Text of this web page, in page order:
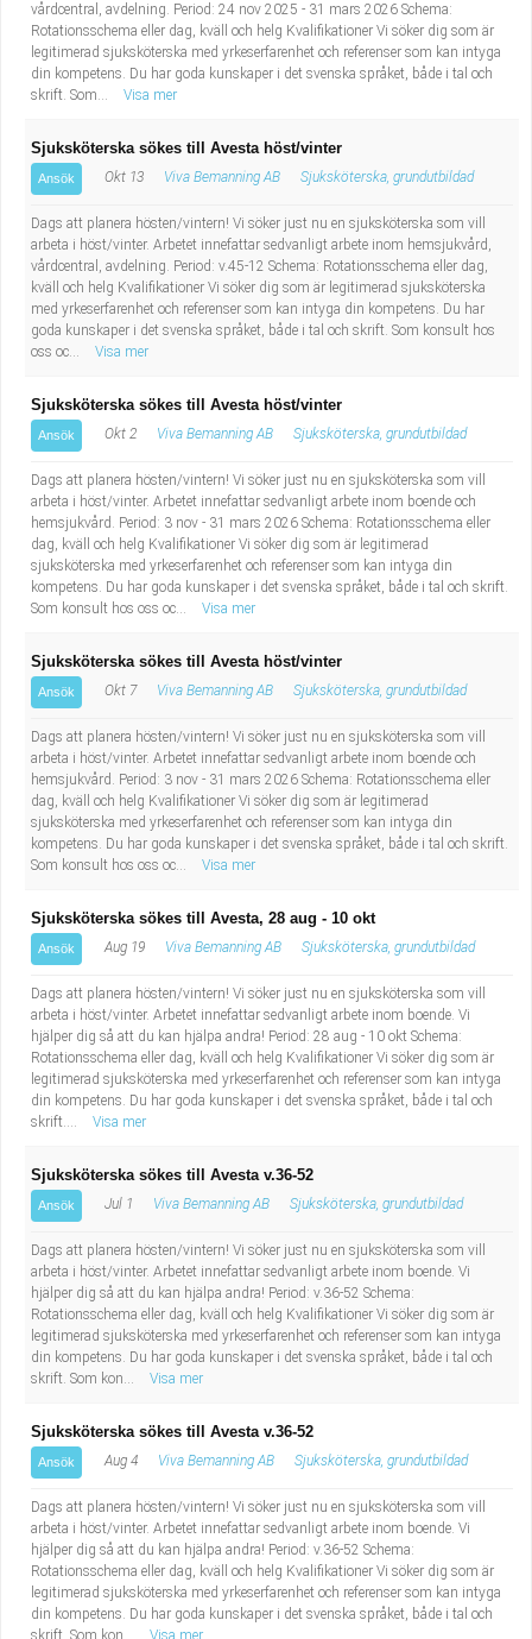
vårdcentral, avdelning. Period: 24 nov 2025 - 31 mars 2026 Schema:
Rotationsschema eller dag, kväll och helg Kvalifikationer Vi söker dig som är
legitimerad sjuksköterska med yrkeserfarenhet och referenser som kan intyga
din kompetens. Du har goda kunskaper i det svenska språket, både i tal och
skrift. Som...
Visa mer
Sjuksköterska sökes till Avesta höst/vinter
Ansök Okt 13 Viva Bemanning AB Sjuksköterska, grundutbildad
Dags att planera hösten/vintern! Vi söker just nu en sjuksköterska som vill
arbeta i höst/vinter. Arbetet innefattar sedvanligt arbete inom hemsjukvård,
vårdcentral, avdelning. Period: v.45-12 Schema: Rotationsschema eller dag,
kväll och helg Kvalifikationer Vi söker dig som är legitimerad sjuksköterska
med yrkeserfarenhet och referenser som kan intyga din kompetens. Du har
goda kunskaper i det svenska språket, både i tal och skrift. Som konsult hos
oss oc...
Visa mer
Sjuksköterska sökes till Avesta höst/vinter
Ansök Okt 2 Viva Bemanning AB Sjuksköterska, grundutbildad
Dags att planera hösten/vintern! Vi söker just nu en sjuksköterska som vill
arbeta i höst/vinter. Arbetet innefattar sedvanligt arbete inom boende och
hemsjukvård. Period: 3 nov - 31 mars 2026 Schema: Rotationsschema eller
dag, kväll och helg Kvalifikationer Vi söker dig som är legitimerad
sjuksköterska med yrkeserfarenhet och referenser som kan intyga din
kompetens. Du har goda kunskaper i det svenska språket, både i tal och skrift.
Som konsult hos oss oc...
Visa mer
Sjuksköterska sökes till Avesta höst/vinter
Ansök Okt 7 Viva Bemanning AB Sjuksköterska, grundutbildad
Dags att planera hösten/vintern! Vi söker just nu en sjuksköterska som vill
arbeta i höst/vinter. Arbetet innefattar sedvanligt arbete inom boende och
hemsjukvård. Period: 3 nov - 31 mars 2026 Schema: Rotationsschema eller
dag, kväll och helg Kvalifikationer Vi söker dig som är legitimerad
sjuksköterska med yrkeserfarenhet och referenser som kan intyga din
kompetens. Du har goda kunskaper i det svenska språket, både i tal och skrift.
Som konsult hos oss oc...
Visa mer
Sjuksköterska sökes till Avesta, 28 aug - 10 okt
Ansök Aug 19 Viva Bemanning AB Sjuksköterska, grundutbildad
Dags att planera hösten/vintern! Vi söker just nu en sjuksköterska som vill
arbeta i höst/vinter. Arbetet innefattar sedvanligt arbete inom boende. Vi
hjälper dig så att du kan hjälpa andra! Period: 28 aug - 10 okt Schema:
Rotationsschema eller dag, kväll och helg Kvalifikationer Vi söker dig som är
legitimerad sjuksköterska med yrkeserfarenhet och referenser som kan intyga
din kompetens. Du har goda kunskaper i det svenska språket, både i tal och
skrift....
Visa mer
Sjuksköterska sökes till Avesta v.36-52
Ansök Jul 1 Viva Bemanning AB Sjuksköterska, grundutbildad
Dags att planera hösten/vintern! Vi söker just nu en sjuksköterska som vill
arbeta i höst/vinter. Arbetet innefattar sedvanligt arbete inom boende. Vi
hjälper dig så att du kan hjälpa andra! Period: v.36-52 Schema:
Rotationsschema eller dag, kväll och helg Kvalifikationer Vi söker dig som är
legitimerad sjuksköterska med yrkeserfarenhet och referenser som kan intyga
din kompetens. Du har goda kunskaper i det svenska språket, både i tal och
skrift. Som kon...
Visa mer
Sjuksköterska sökes till Avesta v.36-52
Ansök Aug 4 Viva Bemanning AB Sjuksköterska, grundutbildad
Dags att planera hösten/vintern! Vi söker just nu en sjuksköterska som vill
arbeta i höst/vinter. Arbetet innefattar sedvanligt arbete inom boende. Vi
hjälper dig så att du kan hjälpa andra! Period: v.36-52 Schema:
Rotationsschema eller dag, kväll och helg Kvalifikationer Vi söker dig som är
legitimerad sjuksköterska med yrkeserfarenhet och referenser som kan intyga
din kompetens. Du har goda kunskaper i det svenska språket, både i tal och
skrift. Som kon...
Visa mer